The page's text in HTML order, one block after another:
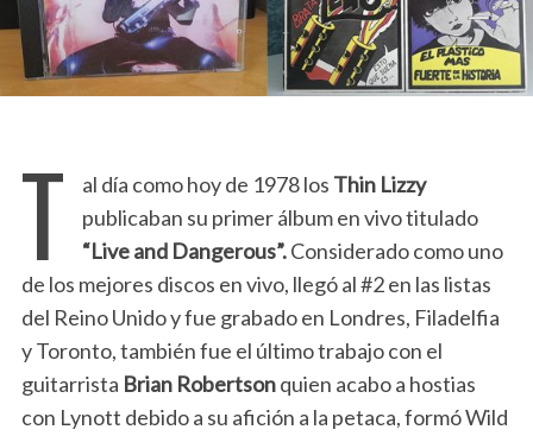
T al día como hoy de 1978 los Thin Lizzy
publicaban su primer álbum en vivo titulado
“Live and Dangerous”.Considerado como uno
de los mejores discos en vivo, llegó al #2 en las listas
del Reino Unido y fue grabado en Londres, Filadelfia
y Toronto, también fue el último trabajo con el
guitarrista Brian Robertsonquien acabo a hostias
con Lynott debido a su afición a la petaca, formó Wild